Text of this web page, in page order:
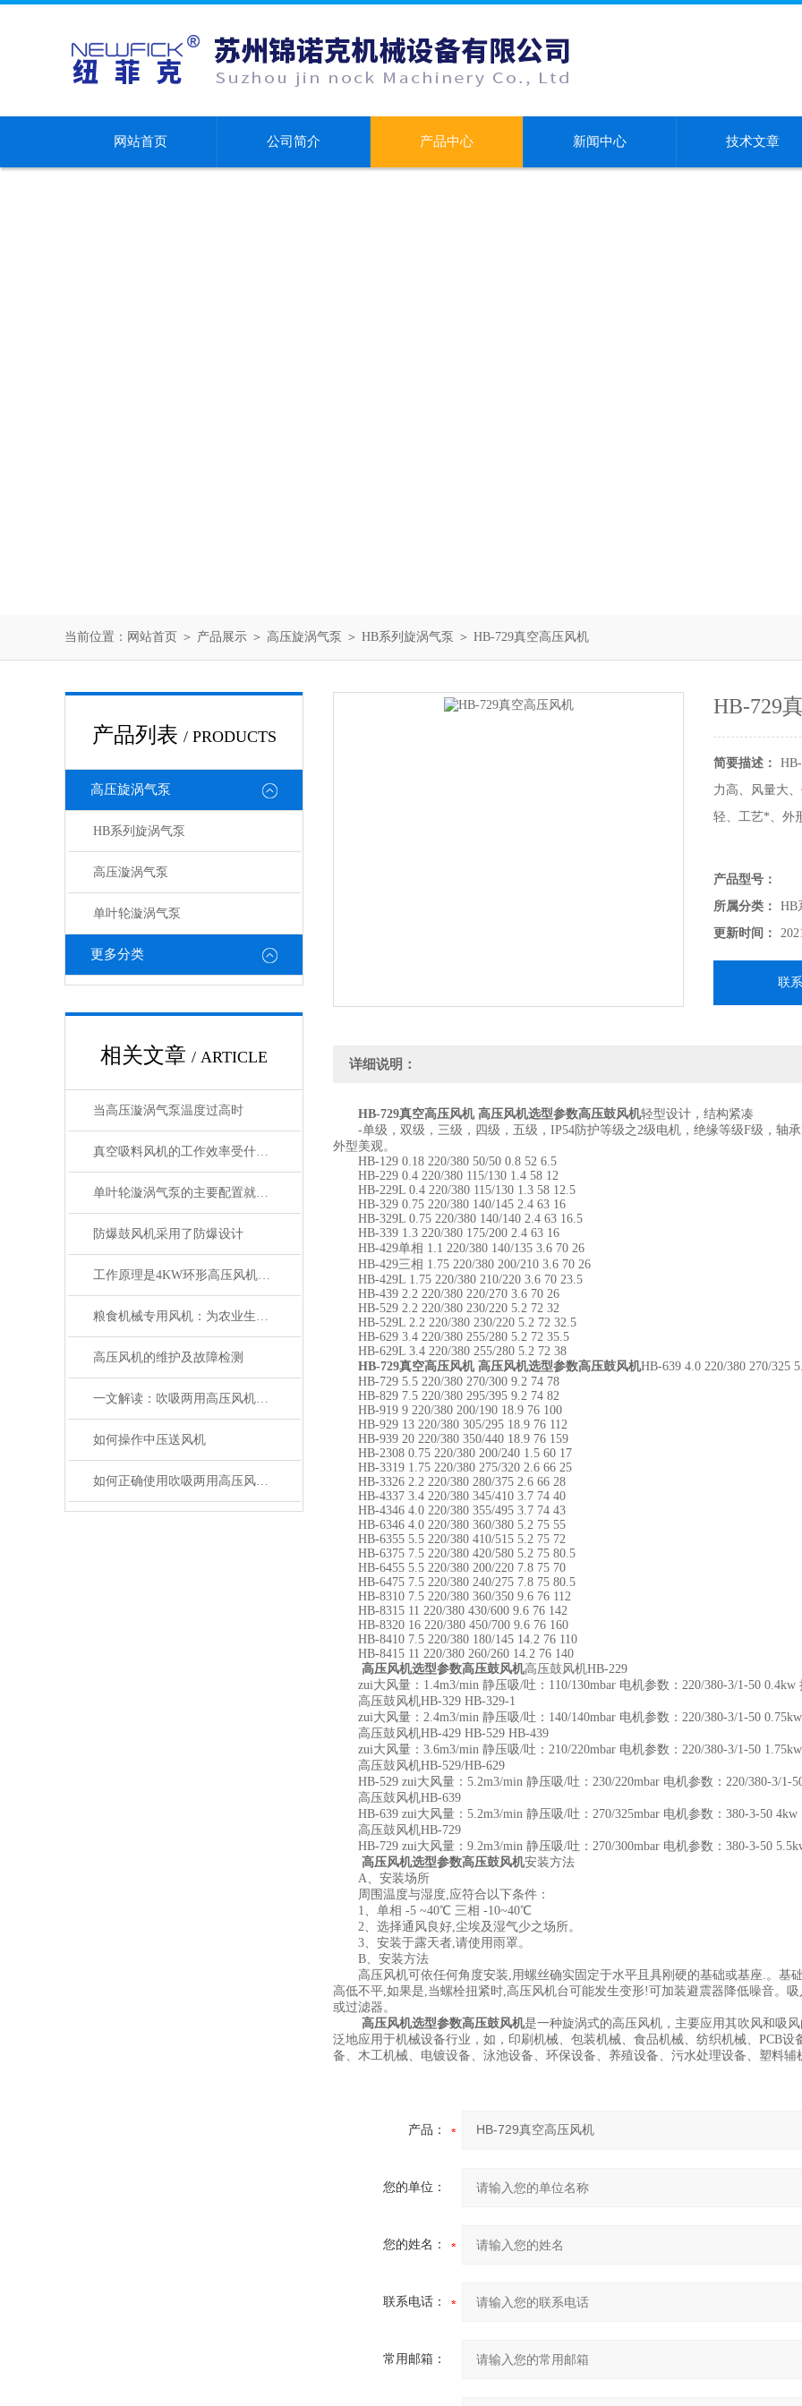
网站首页 公司简介 产品中心 新闻中心 技术文章
当前位置： 网站首页 ＞ 产品展示 ＞ 高压旋涡气泵 ＞ HB系列旋涡气泵 ＞ HB-729真空高压风机
产品列表 / PRODUCTS
高压旋涡气泵
HB系列旋涡气泵
高压漩涡气泵
单叶轮漩涡气泵
更多分类
相关文章 / ARTICLE
当高压漩涡气泵温度过高时
真空吸料风机的工作效率受什么影响
单叶轮漩涡气泵的主要配置就是这些
防爆鼓风机采用了防爆设计
工作原理是4KW环形高压风机的的入门知识点
粮食机械专用风机：为农业生产提供*动力
高压风机的维护及故障检测
一文解读：吹吸两用高压风机的性能特点
如何操作中压送风机
如何正确使用吹吸两用高压风机进行操作？
HB-729
简要描述：
力高、风量大
轻、工艺*、外
产品型号：
所属分类：
HB
更新时间：
联
详细说明：
HB-729真空高压风机 高压风机选型参数高压鼓风机轻型设计，结构紧凑
-单级，双级，三级，四级，五级，IP54防护等级之2级电机，绝缘等级F级，轴
外型美观。
HB-129 0.18 220/380 50/50 0.8 52 6.5
HB-229 0.4 220/380 115/130 1.4 58 12
HB-229L 0.4 220/380 115/130 1.3 58 12.5
HB-329 0.75 220/380 140/145 2.4 63 16
HB-329L 0.75 220/380 140/140 2.4 63 16.5
HB-339 1.3 220/380 175/200 2.4 63 16
HB-429单相 1.1 220/380 140/135 3.6 70 26
HB-429三相 1.75 220/380 200/210 3.6 70 26
HB-429L 1.75 220/380 210/220 3.6 70 23.5
HB-439 2.2 220/380 220/270 3.6 70 26
HB-529 2.2 220/380 230/220 5.2 72 32
HB-529L 2.2 220/380 230/220 5.2 72 32.5
HB-629 3.4 220/380 255/280 5.2 72 35.5
HB-629L 3.4 220/380 255/280 5.2 72 38
HB-729真空高压风机 高压风机选型参数高压鼓风机HB-639 4.0 220/380 270/325
HB-729 5.5 220/380 270/300 9.2 74 78
HB-829 7.5 220/380 295/395 9.2 74 82
HB-919 9 220/380 200/190 18.9 76 100
HB-929 13 220/380 305/295 18.9 76 112
HB-939 20 220/380 350/440 18.9 76 159
HB-2308 0.75 220/380 200/240 1.5 60 17
HB-3319 1.75 220/380 275/320 2.6 66 25
HB-3326 2.2 220/380 280/375 2.6 66 28
HB-4337 3.4 220/380 345/410 3.7 74 40
HB-4346 4.0 220/380 355/495 3.7 74 43
HB-6346 4.0 220/380 360/380 5.2 75 55
HB-6355 5.5 220/380 410/515 5.2 75 72
HB-6375 7.5 220/380 420/580 5.2 75 80.5
HB-6455 5.5 220/380 200/220 7.8 75 70
HB-6475 7.5 220/380 240/275 7.8 75 80.5
HB-8310 7.5 220/380 360/350 9.6 76 112
HB-8315 11 220/380 430/600 9.6 76 142
HB-8320 16 220/380 450/700 9.6 76 160
HB-8410 7.5 220/380 180/145 14.2 76 110
HB-8415 11 220/380 260/260 14.2 76 140
高压风机选型参数高压鼓风机高压鼓风机HB-229
zui大风量：1.4m3/min 静压吸/吐：110/130mbar 电机参数：220/380-3/1-50 0.4kw
高压鼓风机HB-329 HB-329-1
zui大风量：2.4m3/min 静压吸/吐：140/140mbar 电机参数：220/380-3/1-50
高压鼓风机HB-429 HB-529 HB-439
zui大风量：3.6m3/min 静压吸/吐：210/220mbar 电机参数：220/380-3/1-50
高压鼓风机HB-529/HB-629
HB-529 zui大风量：5.2m3/min 静压吸/吐：230/220mbar 电机参数：220/380-3/1-
高压鼓风机HB-639
HB-639 zui大风量：5.2m3/min 静压吸/吐：270/325mbar 电机参数：380-3-50 4kw
高压鼓风机HB-729
HB-729 zui大风量：9.2m3/min 静压吸/吐：270/300mbar 电机参数：380-3-50
高压风机选型参数高压鼓风机安装方法
A、安装场所
周围温度与湿度,应符合以下条件：
1、单相 -5 ~40℃ 三相 -10~40℃
2、选择通风良好,尘埃及湿气少之场所。
3、安装于露天者,请使用雨罩。
B、安装方法
高压风机可依任何角度安装,用螺丝确实固定于水平且具刚硬的基础或基座.。基
高低不平,如果是,当螺栓扭紧时,高压风机台可能发生变形!可加装避震器降低噪音。
或过滤器。
高压风机选型参数高压鼓风机是一种旋涡式的高压风机，主要应用其吹风和吸
泛地应用于机械设备行业，如，印刷机械、包装机械、食品机械、纺织机械、PCB
备、木工机械、电镀设备、泳池设备、环保设备、养殖设备、污水处理设备、塑料辅
产品：
您的单位：
您的姓名：
联系电话：
常用邮箱：